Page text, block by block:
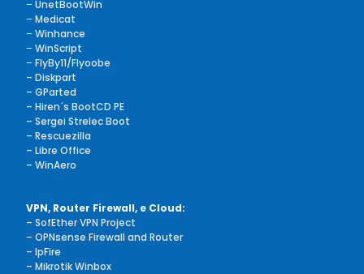
–UnetBootWin
–Medicat
–Winhance
–WinScript
–FlyBy11/Flyoobe
– Diskpart
– GParted
– Hiren´s BootCD PE
– Sergei Strelec Boot
– Rescuezilla
– Libre Office
– WinAero
VPN, Router Firewall, e Cloud:
– SofEther VPN Project
–OPNsense Firewall and Router
– IpFire
– Mikrotik Winbox